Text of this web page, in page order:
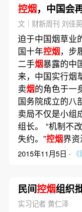
控烟，中国会
文｜财新周刊 刘佳
迫于中国烟草业
国十年控烟，步
二手烟暴露的中
来，中国实行烟
卖烟的角色于一
国务院成立的八
卖局不仅是小组
组长。 “机制不
失约。”控烟界
2015年11月5日 ·
民间控烟组织
实习记者 黄仁泽